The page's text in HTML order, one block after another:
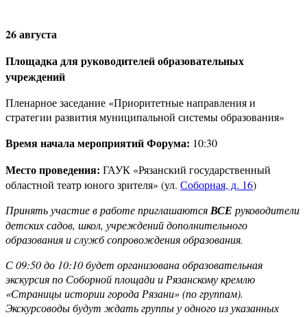
26 августа
Площадка для руководителей образовательных
учреждений
Пленарное заседание «Приоритетные направления и
стратегии развития муниципальной системы образования»
Время начала мероприятий Форума: 10:30
Место проведения: ГАУК «Рязанский государственный
областной театр юного зрителя» (ул. Соборная, д. 16)
Принять участие в работе приглашаютсяВСЕ руководители
детских садов, школ, учреждений дополнительного
образования и служб сопровождения образования.
С 09:50 до 10:10 будет организована образовательная
экскурсия по Соборной площади и Рязанскому кремлю
«Страницы истории города Рязани» (по группам).
Экскурсоводы будут ждать группы у одного из указанных